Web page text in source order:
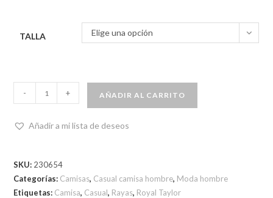
TALLA Elige una opción
- + AÑADIR AL CARRITO
Añadir a mi lista de deseos
SKU: 230654
Categorías: Camisas, Casual camisa hombre, Moda hombre
Etiquetas: Camisa, Casual, Rayas, Royal Taylor